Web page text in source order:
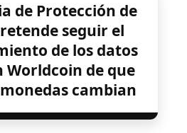
de Protección de
seguir el
de los datos
Worldcoin de que
cambian